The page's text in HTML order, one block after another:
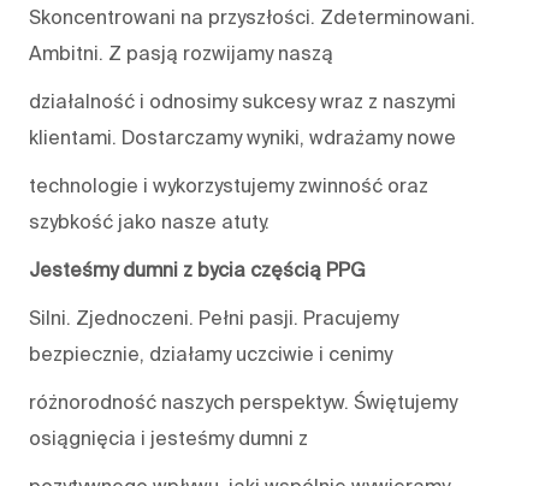
Skoncentrowani na przyszłości. Zdeterminowani.
Ambitni. Z pasją rozwijamy naszą
działalność i odnosimy sukcesy wraz z naszymi
klientami. Dostarczamy wyniki, wdrażamy nowe
technologie i wykorzystujemy zwinność oraz
szybkość jako nasze atuty.
Jesteśmy dumni z bycia częścią PPG
Silni. Zjednoczeni. Pełni pasji. Pracujemy
bezpiecznie, działamy uczciwie i cenimy
różnorodność naszych perspektyw. Świętujemy
osiągnięcia i jesteśmy dumni z